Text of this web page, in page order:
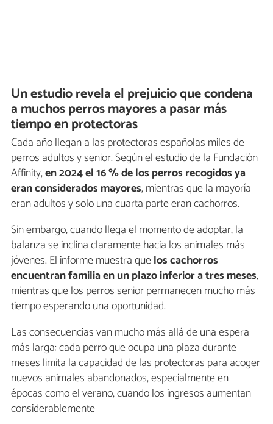
Un estudio revela el prejuicio que condena
a muchos perros mayores a pasar más
tiempo en protectoras
Cada año llegan a las protectoras españolas miles de
perros adultos y senior. Según el estudio de la Fundación
Affinity,en 2024 el 16 % de los perros recogidos ya
eran considerados mayores, mientras que la mayoría
eran adultos y solo una cuarta parte eran cachorros.
Sin embargo, cuando llega el momento de adoptar, la
balanza se inclina claramente hacia los animales más
jóvenes. El informe muestra quelos cachorros
encuentran familia en un plazo inferior a tres meses,
mientras que los perros senior permanecen mucho más
tiempo esperando una oportunidad.
Las consecuencias van mucho más allá de una espera
más larga: cada perro que ocupa una plaza durante
meses limita la capacidad de las protectoras para acoger
nuevos animales abandonados, especialmente en
épocas como el verano, cuando los ingresos aumentan
considerablemente